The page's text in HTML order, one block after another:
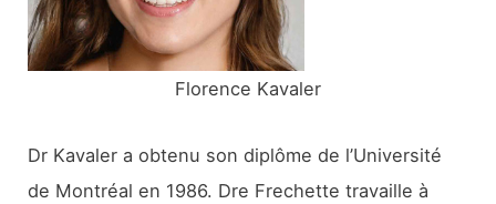
:
Florence Kavaler
Dr Kavaler a obtenu son diplôme de l’Université
de Montréal en 1986. Dre Frechette travaille à